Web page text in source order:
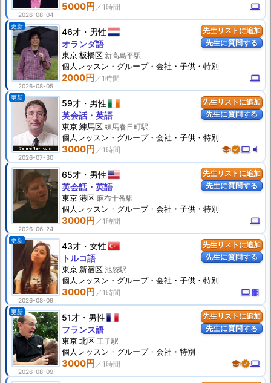
2026-08-04
5000円 computer
先生リストに追加
先生に質問する
更新
2026-08-05
46才 男性
2000円 computer
オランダ語
東京 板橋区 新高島平駅
個人 レッスン ・グループ・会社・子供・特別
先生リストに追加
先生に質問する
更新
2026-07-30
59才 男性
3000円 schoolverifiedcomputer volume_mute
英会話・英語
東京 練馬区 練馬春日町駅
個人 レッスン ・グループ・会社・子供・特別
先生リストに追加
先生に質問する
2026-06-24
65才 男性
3000円 computer
英会話・英語
東京 港区 麻布十番駅
個人 レッスン ・グループ・会社・子供・特別
先生リストに追加
先生に質問する
更新
2026-08-09
43才 女性
3000円 computertheaters
トルコ語
東京 新宿区 池袋駅
個人 レッスン ・グループ・会社・子供・特別
先生リストに追加
先生に質問する
更新
2026-08-09
51才 男性
3000円 schoolverifiedcomputer
フランス語
東京 北区 王子駅
個人 レッスン ・グループ・会社・特別